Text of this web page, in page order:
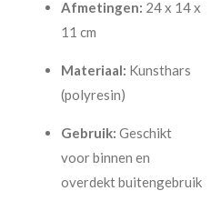
Afmetingen: 24 x 14 x
11 cm
Materiaal: Kunsthars
(polyresin)
Gebruik: Geschikt
voor binnen en
overdekt buitengebruik